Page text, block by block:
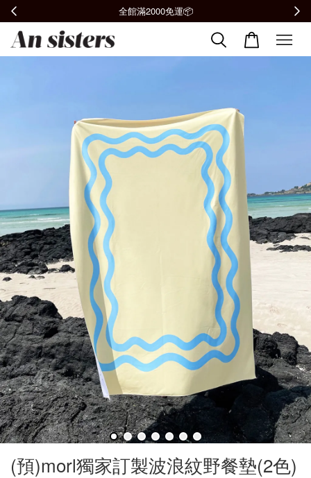
全館滿2000免運📦
(預)morl獨家訂製波浪紋野餐墊(2色)